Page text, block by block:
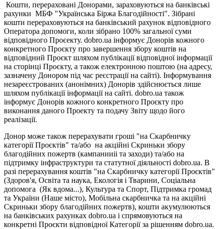
Кошти, перераховані Донорами, зараховуються на банківські
рахунки МБФ "Українська Біржа Благодійності". Зібрані
кошти перераховуються на банківський рахунок відповідного
Оператора допомоги, коли зібрано 100% загальної суми
відповідного Проєекту. dobro.ua інформує Донорів кожного
конкретного Проєкту про завершення збору коштів на
відповідний Проєкт шляхом публікації відповідної інформації
на сторінці Проєкту, а також електронною поштою (на адресу,
зазначену Донором під час реєстрації на сайті). Інформування
незареєстрованих (анонімних) Донорів здійснюється лише
шляхом публікації інформації на сайті. dobro.ua також
інформує Донорів кожного конкретного Проєкту про
виконання даного Проекту та подачу Звіту щодо його
реалізації.
Донор може також перерахувати гроші "на Скарбничку
категорії Проєктів" та/або на акційні Скриньки збору
благодійних пожертв (кампанииіі та заходи) та/або на
підтримку інфраструктури та статутної діяльності dobro.ua. В
разі перерахування коштів "на Скарбничку категорії Проєктів"
(Здоров'я, Освіта та наука, Екологія і Тварини, Соціальна
допомога (Як вдома...), Культура та Спорт, Підтримка громад
та України (Наше місто), Мобільна скарбничка та на акційні
Скриньки збору благодійних пожертв), кошти акумулюються
на банківських рахунках dobro.ua і спрямовуються на
конкретні Проєкти відповідної Категорії за рішенням dobro.ua.